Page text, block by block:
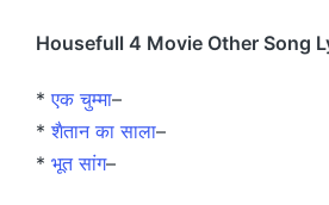
Housefull 4 Movie Other Song
*एक चुम्मा–
*शैतान का साला–
* भूत सांग–